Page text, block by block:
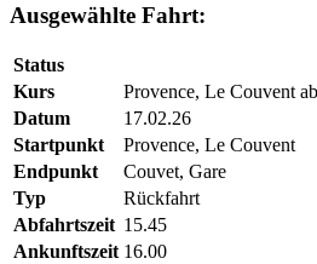
Ausgewählte Fahrt:
Status
Kurs
Provence, Le Couvent
Datum
17.02.26
Startpunkt
Provence, Le Couvent
Endpunkt
Couvet, Gare
Typ
Rückfahrt
Abfahrtszeit 15.45
Ankunftszeit 16.00